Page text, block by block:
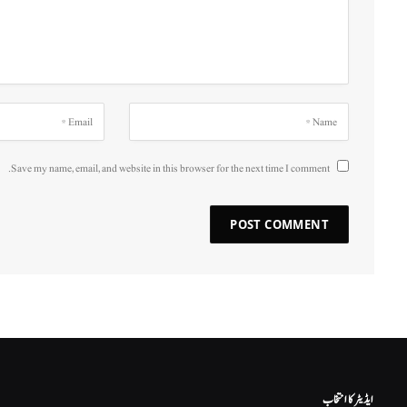
Save my name, email, and website in this browser for the next time I comment.
ایڈیٹر کا انتخاب